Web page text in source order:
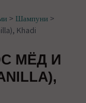
> Шампуни >
Khadi
МЁД И